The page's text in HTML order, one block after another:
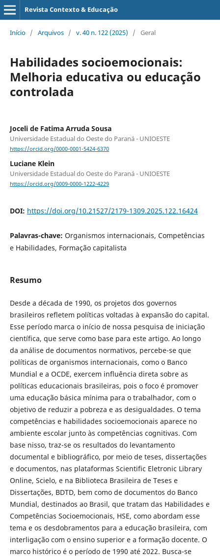
Revista Contexto & Educação
Início / Arquivos / v. 40 n. 122 (2025) / Geral
Habilidades socioemocionais:
Melhoria educativa ou educação
controlada
Joceli de Fatima Arruda Sousa
Universidade Estadual do Oeste do Paraná - UNIOESTE
https://orcid.org/0000-0001-5424-6370
Luciane Klein
Universidade Estadual do Oeste do Paraná - UNIOESTE
https://orcid.org/0009-0000-1222-4229
DOI: https://doi.org/10.21527/2179-1309.2025.122.16424
Palavras-chave: Organismos internacionais, Competências
e Habilidades, Formação capitalista
Resumo
Desde a década de 1990, os projetos dos governos
brasileiros refletem políticas voltadas à expansão do capital.
Esse período marca o início de nossa pesquisa de iniciação
científica, que serve como base para este artigo. Ao longo
da análise de documentos normativos, percebe-se que
políticas de organismos internacionais, como o Banco
Mundial e a OCDE, exercem influência direta sobre as
políticas educacionais brasileiras, pois o foco é promover
uma educação básica mínima para o trabalhador, com o
objetivo de reduzir a pobreza e as desigualdades. O tema
competências e habilidades socioemocionais aparece no
ambiente escolar junto às competências cognitivas. Com
base nisso, traz-se os resultados do levantamento
documental e bibliográfico, por meio de teses, dissertações
e documentos, nas plataformas Scientific Eletronic Library
Online, Scielo, e na Biblioteca Brasileira de Teses e
Dissertações, BDTD, bem como de documentos do Banco
Mundial, destinados ao Brasil, que tratam das Habilidades e
Competências Socioemocionais, HSE, como abordam esse
tema e os desdobramentos para a educação brasileira, com
interligação com o ensino superior e a formação docente. O
marco histórico é o período de 1990 até 2022. Busca-se